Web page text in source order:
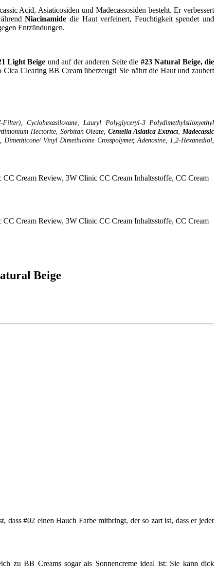
Acid, Asiaticosiden und Madecassosiden besteht. Er verbessert
Niacinamide die Haut verfeinert, Feuchtigkeit spendet und
Entzündungen.
Light Beige und auf der anderen Seite die #23 Natural Beige, die
Clearing BB Cream überzeugt! Sie nährt die Haut und zaubert
Cyclohexasiloxane, Lauryl Polyglyceryl-3 Polydimethylsiloxyethyl
Hectorite, Sorbitan Oleate, Centella Asiatica Extract,Madecassic
Vinyl Dimethicone Crosspolymer, Adenosine, 1,2-Hexanediol,
Beige
#02 einen Hauch Farbe mitbringt, der so zart ist, dass er jeder
zu BB Creams sogar als Sonnencreme ideal ist: Sie kann dick